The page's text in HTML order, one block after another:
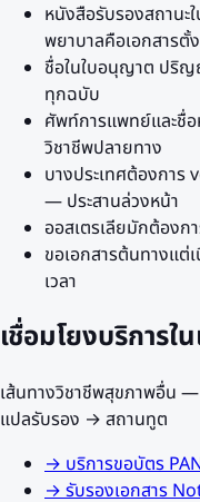
หนังสือรับรองสถาน
พยาบาลคือเอกสารตั้
ชื่อในใบอนุญาต ปริ
ทุกฉบับ
ศัพท์การแพทย์และชื่
วิชาชีพปลายทาง
บางประเทศต้องกา
— ประสานล่วงหน้า
ออสเตรเลียมักต้องก
ขอเอกสารต้นทางแ
เวลา
เชื่อมโยงบริการใ
เส้นทางวิชาชีพสุขภาพอื่น —
แปลรับรอง → สถานทูต
→บริการขอบัตร
→รับรองเอกสาร